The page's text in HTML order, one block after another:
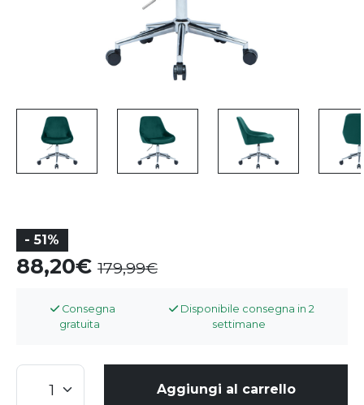
- 51%
88,20 179,99
Consegna
gratuita
Disponibile consegna in 2
settimane
Aggiungi al carrello